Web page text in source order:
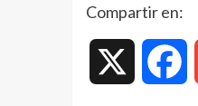
Compartir en: